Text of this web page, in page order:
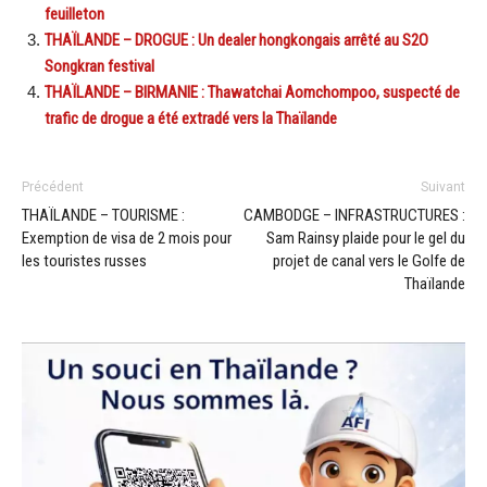
feuilleton
THAÏLANDE – DROGUE : Un dealer hongkongais arrêté au S2O
Songkran festival
THAÏLANDE – BIRMANIE : Thawatchai Aomchompoo, suspecté de
trafic de drogue a été extradé vers la Thaïlande
Précédent
THAÏLANDE – TOURISME :
Exemption de visa de 2 mois pour
les touristes russes
Suivant
CAMBODGE – INFRASTRUCTURES :
Sam Rainsy plaide pour le gel du
projet de canal vers le Golfe de
Thaïlande